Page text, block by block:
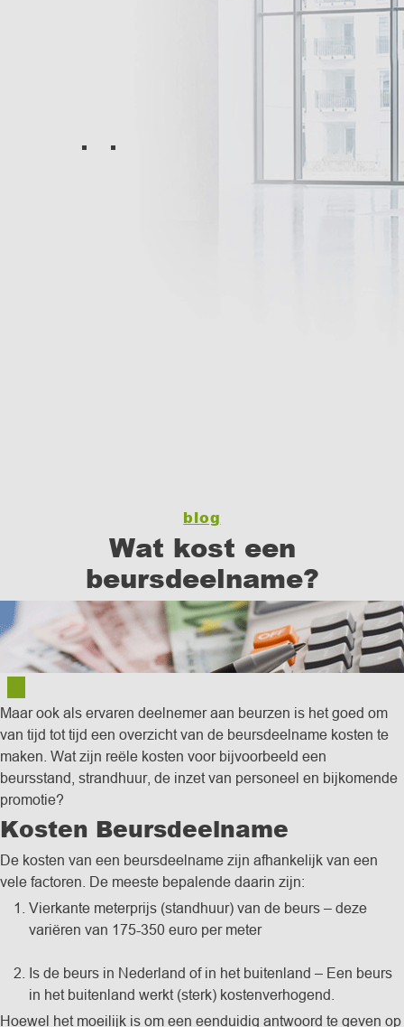
blog
Wat kost een
beursdeelname?
Maar ook als ervaren deelnemer aan beurzen is het goed om
van tijd tot tijd een overzicht van de beursdeelname kosten te
maken. Wat zijn reële kosten voor bijvoorbeeld een
beursstand, strandhuur, de inzet van personeel en bijkomende
promotie?
Kosten Beursdeelname
De kosten van een beursdeelname zijn afhankelijk van een
vele factoren. De meeste bepalende daarin zijn:
Vierkante meterprijs (standhuur) van de beurs – deze
variëren van 175-350 euro per meter
Is de beurs in Nederland of in het buitenland – Een beurs
in het buitenland werkt (sterk) kostenverhogend.
Hoewel het moeilijk is om een eenduidig antwoord te geven op